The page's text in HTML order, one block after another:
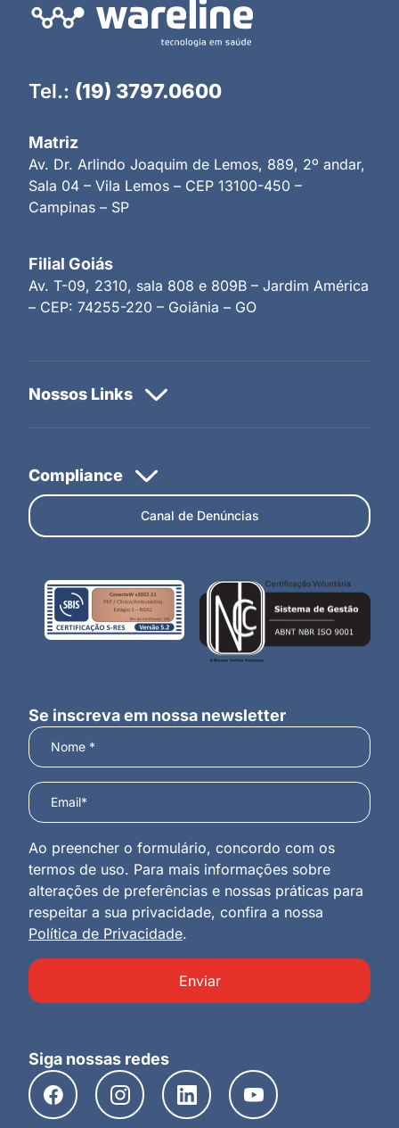
Tel.: (19) 3797.0600
Matriz
Av. Dr. Arlindo Joaquim de Lemos, 889, 2º andar,
Sala 04 – Vila Lemos – CEP 13100-450 –
Campinas – SP
Filial Goiás
Av. T-09, 2310, sala 808 e 809B – Jardim América
– CEP: 74255-220 – Goiânia – GO
Canal de Denúncias
Se inscreva em nossa newsletter
Ao preencher o formulário, concordo com os
termos de uso. Para mais informações sobre
alterações de preferências e nossas práticas para
respeitar a sua privacidade, confira a nossa
Política de Privacidade.
Enviar
Siga nossas redes